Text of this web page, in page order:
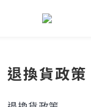
退換貨政策